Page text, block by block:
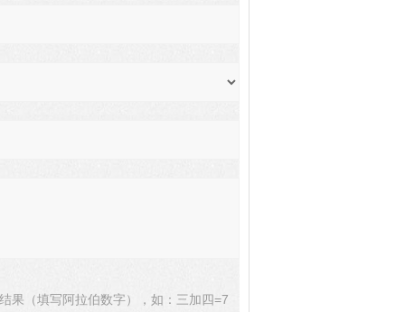
果（填写阿拉伯数字），如：三加四=7